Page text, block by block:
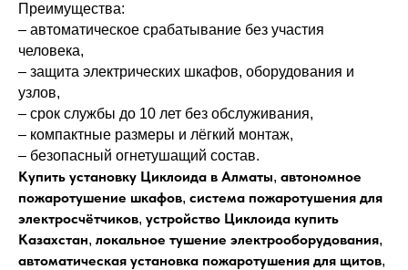
Преимущества:
– автоматическое срабатывание без участия
человека,
– защита электрических шкафов, оборудования и
узлов,
– срок службы до 10 лет без обслуживания,
– компактные размеры и лёгкий монтаж,
– безопасный огнетушащий состав.
Купить установку Циклоида в Алматы, автономное
пожаротушение шкафов, система пожаротушения для
электросчётчиков, устройство Циклоида купить
Казахстан, локальное тушение электрооборудования,
автоматическая установка пожаротушения для щитов,